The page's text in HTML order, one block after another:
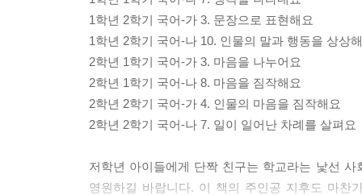
1학년 2학기 국어-가 3. 문장으로 표현해요
1학년 2학기 국어-나 10. 인물의 말과 행동을 상상
2학년 1학기 국어-가 3. 마음을 나누어요
2학년 1학기 국어-나 8. 마음을 짐작해요
2학년 2학기 국어-가 4. 인물의 마음을 짐작해요
2학년 2학기 국어-나 7. 일이 일어난 차례를 살펴요
저학년 아이들에게 단짝 친구는 학교라는 낯선
영원하길 바랍니다. 이 책의 주인공 지후도 마찬